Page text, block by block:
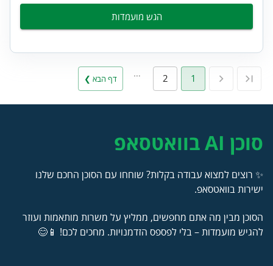
הגש מועמדות
1
2 דף הבא ❯
סוכן AI בוואטסאפ
✨ רוצים למצוא עבודה בקלות? שוחחו עם הסוכן החכם שלנו
ישירות בוואטסאפ.
הסוכן מבין מה אתם מחפשים, ממליץ על משרות מותאמות ועוזר
להגיש מועמדות – בלי לפספס הזדמנויות. מחכים לכם! 📱😊